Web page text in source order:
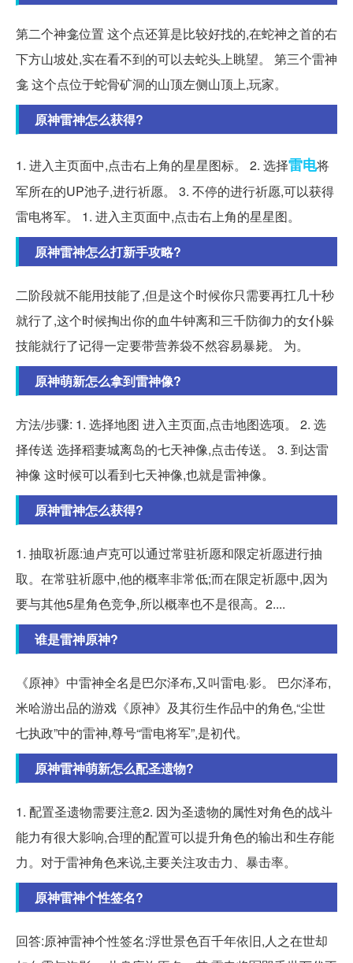
第二个神龛位置 这个点还算是比较好找的,在蛇神之首的右
下方山坡处,实在看不到的可以去蛇头上眺望。 第三个雷神
龛 这个点位于蛇骨矿洞的山顶左侧山顶上,玩家。
原神雷神怎么获得?
1. 进入主页面中,点击右上角的星星图标。 2. 选择雷电将
军所在的UP池子,进行祈愿。 3. 不停的进行祈愿,可以获得
雷电将军。 1. 进入主页面中,点击右上角的星星图。
原神雷神怎么打新手攻略?
二阶段就不能用技能了,但是这个时候你只需要再扛几十秒
就行了,这个时候掏出你的血牛钟离和三千防御力的女仆躲
技能就行了记得一定要带营养袋不然容易暴毙。 为。
原神萌新怎么拿到雷神像?
方法/步骤: 1. 选择地图 进入主页面,点击地图选项。 2. 选
择传送 选择稻妻城离岛的七天神像,点击传送。 3. 到达雷
神像 这时候可以看到七天神像,也就是雷神像。
原神雷神怎么获得?
1. 抽取祈愿:迪卢克可以通过常驻祈愿和限定祈愿进行抽
取。在常驻祈愿中,他的概率非常低;而在限定祈愿中,因为
要与其他5星角色竞争,所以概率也不是很高。2....
谁是雷神原神?
《原神》中雷神全名是巴尔泽布,又叫雷电·影。 巴尔泽布,
米哈游出品的游戏《原神》及其衍生作品中的角色,“尘世
七执政”中的雷神,尊号“雷电将军”,是初代。
原神雷神萌新怎么配圣遗物?
1. 配置圣遗物需要注意2. 因为圣遗物的属性对角色的战斗
能力有很大影响,合理的配置可以提升角色的输出和生存能
力。对于雷神角色来说,主要关注攻击力、暴击率。
原神雷神个性签名?
回答:原神雷神个性签名:浮世景色百千年依旧,人之在世却